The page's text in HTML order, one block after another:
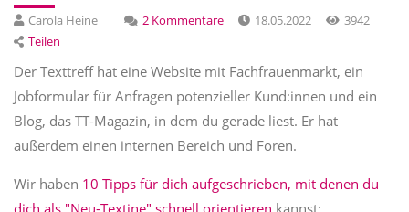
Carola Heine 2 Kommentare 18.05.2022
3942
Teilen
Der Texttreff hat eine Website mit Fachfrauenmarkt, ein
Jobformular für Anfragen potenzieller Kund:innen und ein
Blog, das TT-Magazin, in dem du gerade liest. Er hat
außerdem einen internen Bereich und Foren.
Wir haben 10 Tipps für dich aufgeschrieben, mit denen du
dich als "Neu-Textine" schnell orientieren kannst: